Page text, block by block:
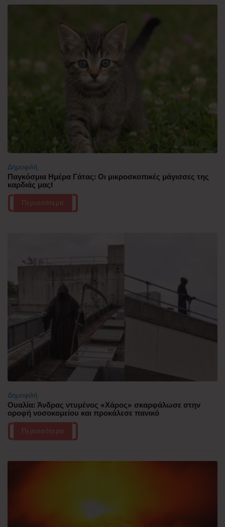
Δημοφιλή
Παγκόσμια Ημέρα Γάτας: Οι μικροσκοπικές μάγισσες της
καρδιάς μας!
Περισσότερα
Δημοφιλή
Ουαλία: Άνδρας ντυμένος «Χάρος» σκαρφάλωσε στην
οροφή νοσοκομείου και προκάλεσε πανικό
Περισσότερα